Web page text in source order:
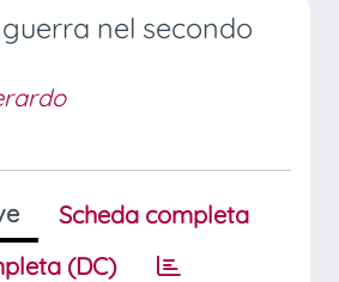
nel secondo
Scheda completa
(DC)